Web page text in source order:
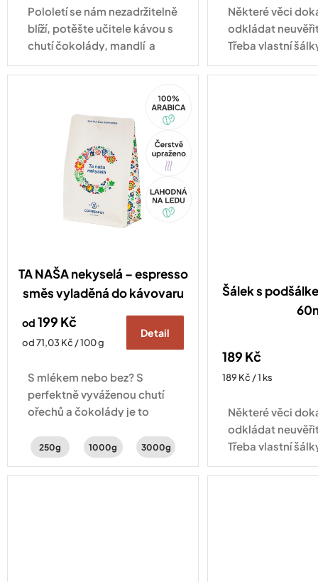
Pololetí se nám nezadržitelně
blíží, potěšte učitele kávou s
chutí čokolády, mandlí a
sušeného ovoce.
Některé věci
odkládat
Třeba vlastní
tady! Některé
trochu víc
Tip
Arabica
TA NAŠA nekyselá – espresso
směs vyladěná do kávovaru
od 199 Kč
Měrná
od 71,03 Kč / 100 g
Detail
S mlékem nebo bez? S
perfektně vyváženou chutí
ořechů a čokolády je to
stejně.
250g 1000g 3000g
Šálek s
189 Kč
Měrná
189 Kč / 1 ks
Některé věci
odkládat
Třeba vlastní
tady! Šálek na
objemu 60 ml se